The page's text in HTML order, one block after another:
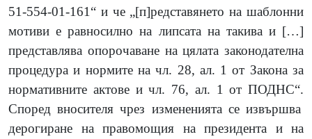
51-554-01-161“ и че „[п]редставянето на шаблонни
мотиви е равносилно на липсата на такива и […]
представлява опорочаване на цялата законодателна
процедура и нормите на чл. 28, ал. 1 от Закона за
нормативните актове и чл. 76, ал. 1 от ПОДНС“.
Според вносителя чрез измененията се извършва
дерогиране на правомощия на президента и на